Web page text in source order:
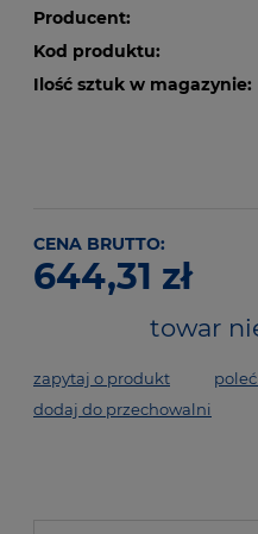
Producent:
Kod produktu:
Ilość sztuk w magazynie:
CENA BRUTTO:
644,31 zł
towar
zapytaj o produkt
dodaj do przechowalni